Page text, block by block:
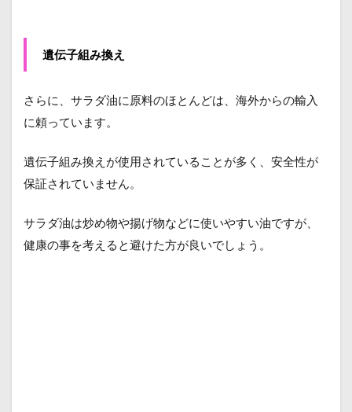
遺伝子組み換え
さらに、サラダ油に原料のほとんどは、海外からの輸入
に頼っています。
遺伝子組み換えが使用されていることが多く、安全性が
保証されていません。
サラダ油は炒め物や揚げ物などに使いやすい油ですが、
健康の事を考えると避けた方が良いでしょう。